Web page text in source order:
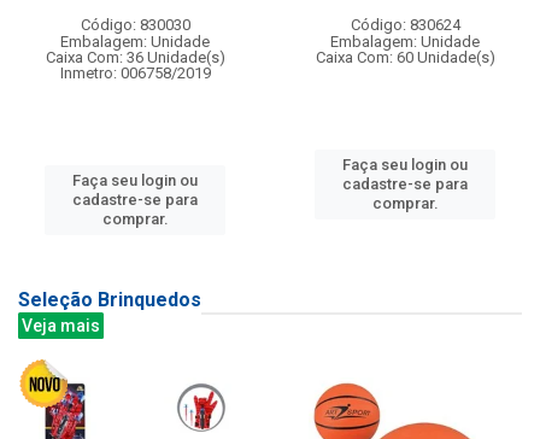
Código: 830030
Embalagem: Unidade
Caixa Com: 36 Unidade(s)
Inmetro: 006758/2019
Faça seu login ou
cadastre-se para
comprar.
Código: 830624
Embalagem: Unidade
Caixa Com: 60 Unidade(s)
Faça seu login ou
cadastre-se para
comprar.
Seleção Brinquedos
Veja mais